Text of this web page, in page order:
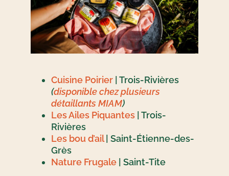
Cuisine Poirier | Trois-Rivières
(disponible chez plusieurs
détaillants MIAM)
Les Ailes Piquantes | Trois-
Rivières
Les bou d’ail| Saint-Étienne-des-
Grès
Nature Frugale | Saint-Tite